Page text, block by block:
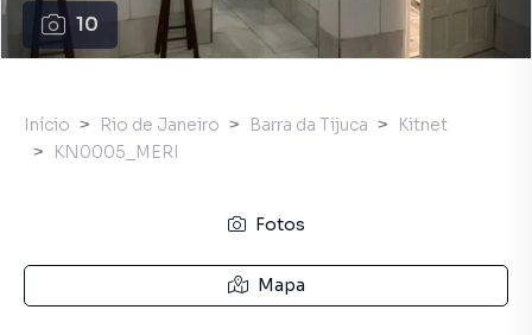
10
Início Rio de Janeiro Barra da Tijuca
Kitnet
KN0005_MERI
Fotos
Mapa